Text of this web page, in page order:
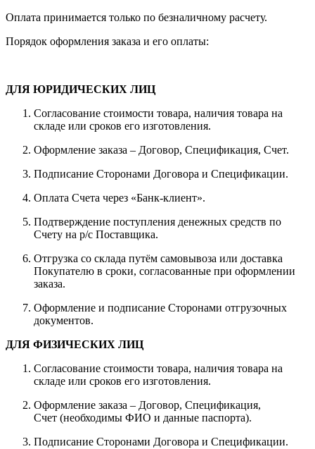
Оплата принимается только по безналичному расчету.
Порядок оформления заказа и его оплаты:
ДЛЯ ЮРИДИЧЕСКИХ ЛИЦ
Согласование стоимости товара, наличия товара на
складе или сроков его изготовления.
Оформление заказа – Договор, Спецификация, Счет.
Подписание Сторонами Договора и Спецификации.
Оплата Счета через «Банк-клиент».
Подтверждение поступления денежных средств по
Счету на р/с Поставщика.
Отгрузка со склада путём самовывоза или доставка
Покупателю в сроки, согласованные при оформлении
заказа.
Оформление и подписание Сторонами отгрузочных
документов.
ДЛЯ ФИЗИЧЕСКИХ ЛИЦ
Согласование стоимости товара, наличия товара на
складе или сроков его изготовления.
Оформление заказа – Договор, Спецификация,
Счет (необходимы ФИО и данные паспорта).
Подписание Сторонами Договора и Спецификации.